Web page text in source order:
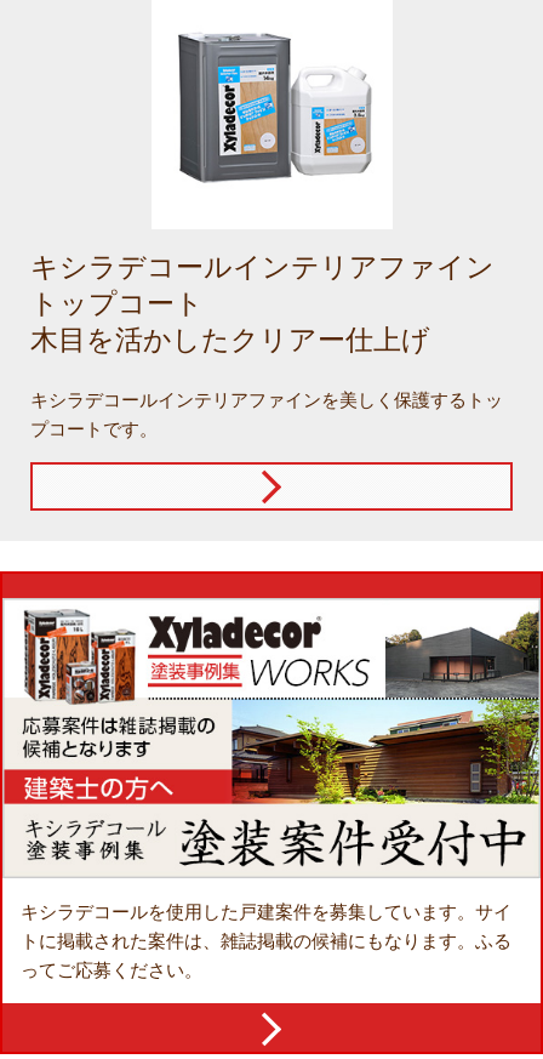
キシラデコールインテリアファイン
トップコート
木目を活かしたクリアー仕上げ
キシラデコールインテリアファインを美しく保護するトッ
プコートです。
キシラデコールを使用した戸建案件を募集しています。サイ
トに掲載された案件は、雑誌掲載の候補にもなります。ふる
ってご応募ください。